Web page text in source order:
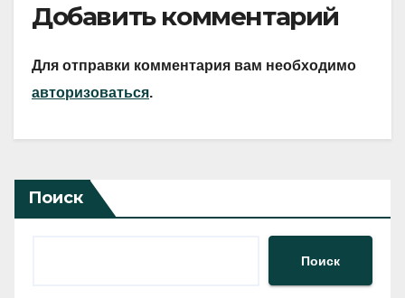
Добавить комментарий
Для отправки комментария вам необходимо
авторизоваться.
Поиск
Поиск